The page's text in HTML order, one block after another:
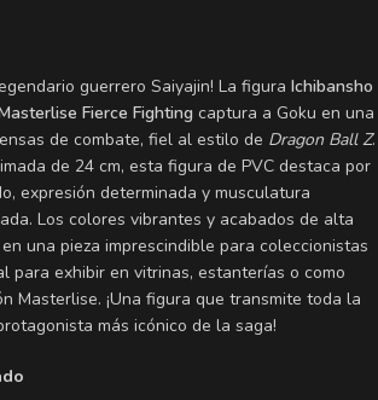
guerrero Saiyajin! La figura Ichibansho
Fierce Fighting captura a Goku en una
de combate, fiel al estilo de Dragon Ball Z.
de 24 cm, esta figura de PVC destaca por
expresión determinada y musculatura
Los colores vibrantes y acabados de alta
una pieza imprescindible para coleccionistas
para exhibir en vitrinas, estanterías o como
Masterlise. ¡Una figura que transmite toda la
más icónico de la saga!